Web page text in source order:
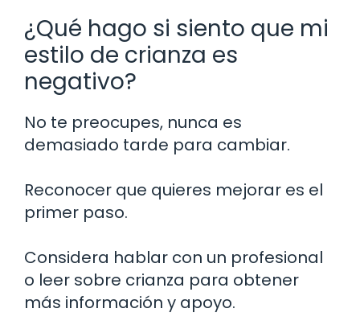
¿Qué hago si siento que mi
estilo de crianza es
negativo?
No te preocupes, nunca es
demasiado tarde para cambiar.
Reconocer que quieres mejorar es el
primer paso.
Considera hablar con un profesional
o leer sobre crianza para obtener
más información y apoyo.